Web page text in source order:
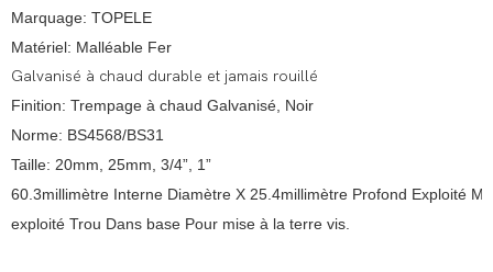
Marquage: TOPELE
Matériel: Malléable Fer
Galvanisé à chaud durable et jamais rouillé
Finition: Trempage à chaud Galvanisé, Noir
Norme: BS4568/BS31
Taille: 20mm, 25mm, 3/4”, 1”
60.3millimètre Interne Diamètre X 25.4millimètre Profond Exploité
exploité Trou Dans base Pour mise à la terre vis.